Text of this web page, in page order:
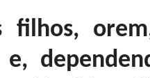
filhos,
e,